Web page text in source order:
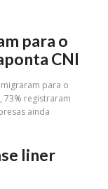
para o
CNI
para o
73% registraram
ainda
liner